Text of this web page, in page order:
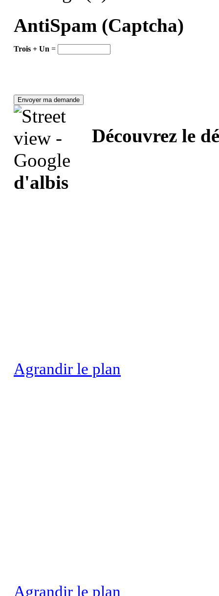
AntiSpam (Captcha)
Trois + Un =
Découvrez le
d'albis
Agrandir le plan
Agrandir le plan